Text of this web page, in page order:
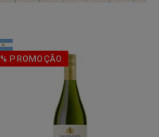
% PROMOÇÃO